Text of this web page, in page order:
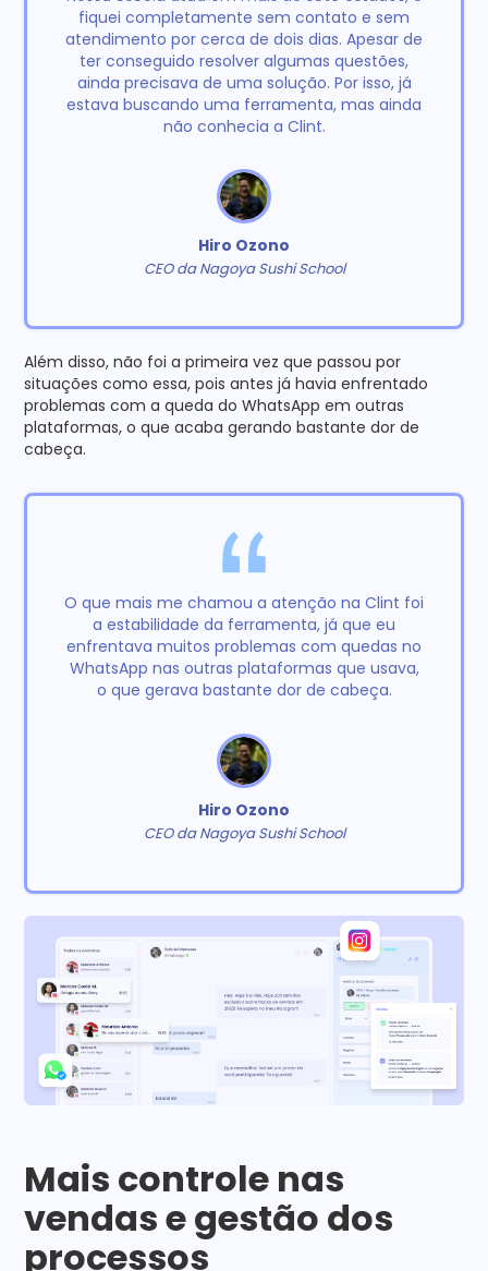
fiquei completamente sem contato e sem
atendimento por cerca de dois dias. Apesar de
ter conseguido resolver algumas questões,
ainda precisava de uma solução. Por isso, já
estava buscando uma ferramenta, mas ainda
não conhecia a Clint.
Hiro Ozono
CEO da Nagoya Sushi School
Além disso, não foi a primeira vez que passou por
situações como essa, pois antes já havia enfrentado
problemas com a queda do WhatsApp em outras
plataformas, o que acaba gerando bastante dor de
cabeça.
O que mais me chamou a atenção na Clint foi
a estabilidade da ferramenta, já que eu
enfrentava muitos problemas com quedas no
WhatsApp nas outras plataformas que usava,
o que gerava bastante dor de cabeça.
Hiro Ozono
CEO da Nagoya Sushi School
Mais controle nas
vendas e gestão dos
processos